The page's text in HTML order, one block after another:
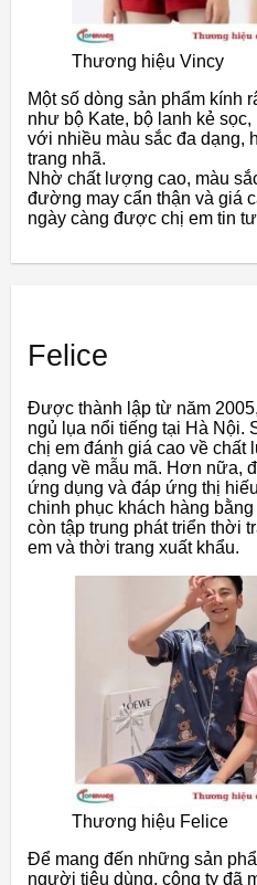
Thương hiệu Vincy
Một số dòng sản phẩm kính
như bộ Kate, bộ lanh kẻ
với nhiều màu sắc đa dạng,
trang nhã.
Nhờ chất lượng cao, màu
đường may cẩn thận và giá
ngày càng được chị em tin
Felice
Được thành lập từ năm 2005,
ngủ lụa nổi tiếng tại Hà Nội.
chị em đánh giá cao về
dạng về mẫu mã. Hơn nữa,
ứng dụng và đáp ứng thị
chinh phục khách hàng
còn tập trung phát triển thời
em và thời trang xuất khẩu.
Thương hiệu Felice
Để mang đến những sản
người tiêu dùng, công ty đã